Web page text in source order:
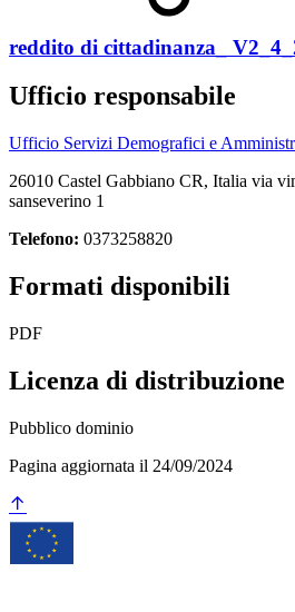
reddito di cittadinanza_
Ufficio responsabile
Ufficio Servizi Demografici e
26010 Castel Gabbiano CR, Italia via
sanseverino 1
Telefono: 0373258820
Formati disponibili
PDF
Licenza di distribuzione
Pubblico dominio
Pagina aggiornata il 24/09/2024